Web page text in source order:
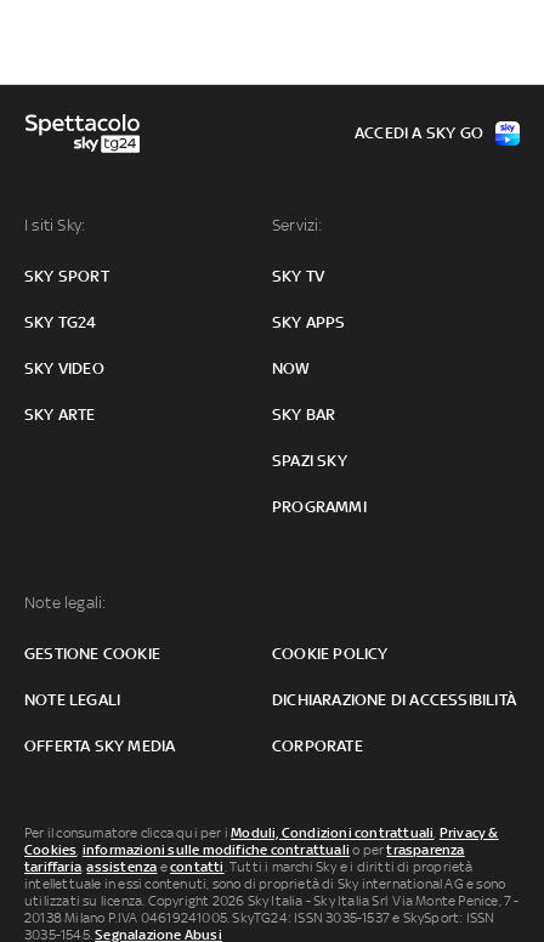
I siti Sky:
SKY SPORT
SKY TG24
SKY VIDEO
SKY ARTE
Servizi:
SKY TV
SKY APPS
NOW
SKY BAR
SPAZI SKY
PROGRAMMI
Note legali:
GESTIONE COOKIE COOKIE POLICY
NOTE LEGALI DICHIARAZIONE DI ACCESSIBILITÀ
OFFERTA SKY MEDIA CORPORATE
ACCEDI A SKY GO
Per il consumatore clicca qui per iModuli, Condizioni contrattuali, Privacy &
Cookies, informazioni sulle modifiche contrattuali o pertrasparenza
tariffaria,assistenza econtatti. Tutti i marchi Sky e i diritti di proprietà
intellettuale in essi contenuti, sono di proprietà di Sky international AG e sono
utilizzati su licenza. Copyright 2026 Sky Italia - Sky Italia Srl Via Monte Penice, 7 -
20138 Milano P.IVA 04619241005. SkyTG24: ISSN 3035-1537 e SkySport: ISSN
3035-1545.Segnalazione Abusi